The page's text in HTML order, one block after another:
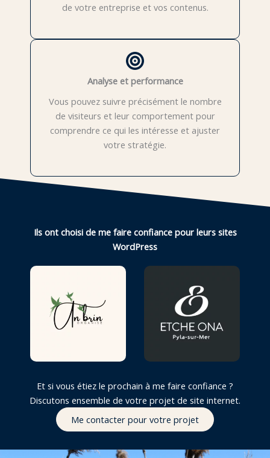
de votre entreprise et vos contenus.
Analyse et performance
Vous pouvez suivre précisément le nombre
de visiteurs et leur comportement pour
comprendre ce qui les intéresse et ajuster
votre stratégie.
Ils ont choisi de me faire confiance pour leurs sites
WordPress
Et si vous étiez le prochain à me faire confiance ?
Discutons ensemble de votre projet de site internet.
Me contacter pour votre projet